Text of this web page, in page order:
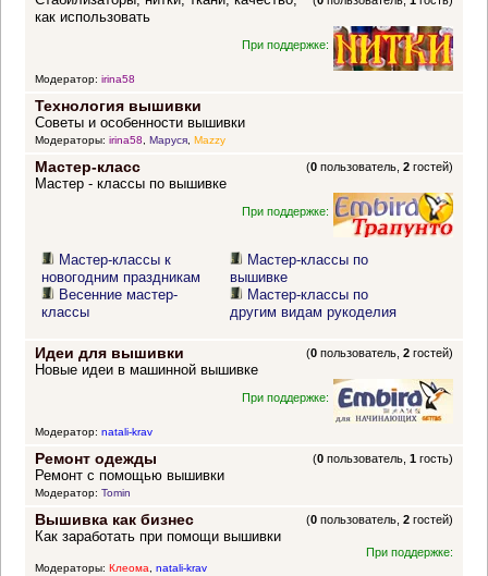
как использовать
При поддержке:
Модератор: irina58
Технология вышивки
Советы и особенности вышивки
Модераторы: irina58, Маруся, Mazzy
Мастер-класс (0 пользователь,2 гостей)
Мастер - классы по вышивке
При поддержке:
Мастер-классы к
новогодним праздникам
Весенние мастер-
классы
Мастер-классы по
вышивке
Мастер-классы по
другим видам рукоделия
Идеи для вышивки (0 пользователь,2 гостей)
Новые идеи в машинной вышивке
При поддержке:
Модератор: natali-krav
Ремонт одежды (0 пользователь,1 гость)
Ремонт с помощью вышивки
Модератор: Tomin
Вышивка как бизнес (0 пользователь,2 гостей)
Как заработать при помощи вышивки
При поддержке:
Модераторы: Клеома, natali-krav